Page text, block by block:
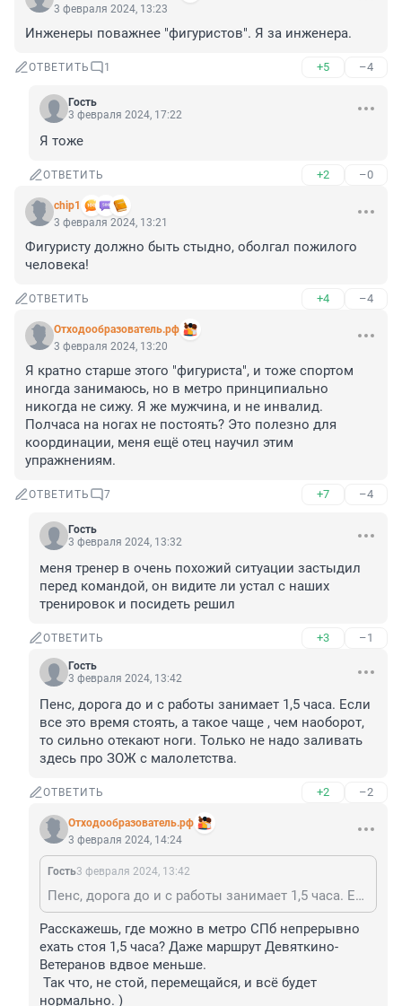
3 февраля 2024, 13:23
Инженеры поважнее "фигуристов". Я за инженера.
ОТВЕТИТЬ 1 +5 –4
Гость
3 февраля 2024, 17:22
Я тоже
ОТВЕТИТЬ +2 –0
chip1
3 февраля 2024, 13:21
Фигуристу должно быть стыдно, оболгал пожилого
человека!
ОТВЕТИТЬ +4 –4
Отходообразователь.рф
3 февраля 2024, 13:20
Я кратно старше этого "фигуриста", и тоже спортом
иногда занимаюсь, но в метро принципиально
никогда не сижу. Я же мужчина, и не инвалид.
Полчаса на ногах не постоять? Это полезно для
координации, меня ещё отец научил этим
упражнениям.
ОТВЕТИТЬ 7 +7 –4
Гость
3 февраля 2024, 13:32
меня тренер в очень похожий ситуации застыдил
перед командой, он видите ли устал с наших
тренировок и посидеть решил
ОТВЕТИТЬ +3 –1
Гость
3 февраля 2024, 13:42
Пенс, дорога до и с работы занимает 1,5 часа. Если
все это время стоять, а такое чаще , чем наоборот,
то сильно отекают ноги. Только не надо заливать
здесь про ЗОЖ с малолетства.
ОТВЕТИТЬ +2 –2
Отходообразователь.рф
3 февраля 2024, 14:24
Гость3 февраля 2024, 13:42
Пенс, дорога до и с работы занимает 1,5 часа. Если все это время стоять, а такое чаще , чем наоборот, то сильно отекают ноги. Только не надо заливать здесь про ЗОЖ с малолетства.
Расскажешь, где можно в метро СПб непрерывно
ехать стоя 1,5 часа? Даже маршрут Девяткино-
Ветеранов вдвое меньше.
Так что, не стой, перемещайся, и всё будет
нормально. )